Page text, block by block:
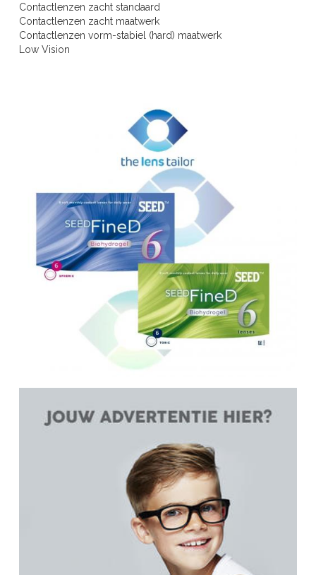
FERRAGAMO eyewear
GIORGIO ARMANI eyewear
GUESS eyewear
Contactlenzen zacht standaard
Contactlenzen zacht maatwerk
Contactlenzen vorm-stabiel (hard) maatwerk
Low Vision